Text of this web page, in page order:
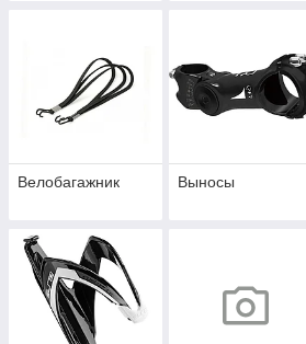
Велобагажник Выносы